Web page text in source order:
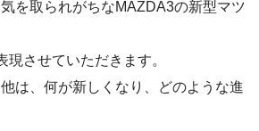
を取られがちなMAZDA3の新型マツ
現させていただきます。
は、何が新しくなり、どのような進